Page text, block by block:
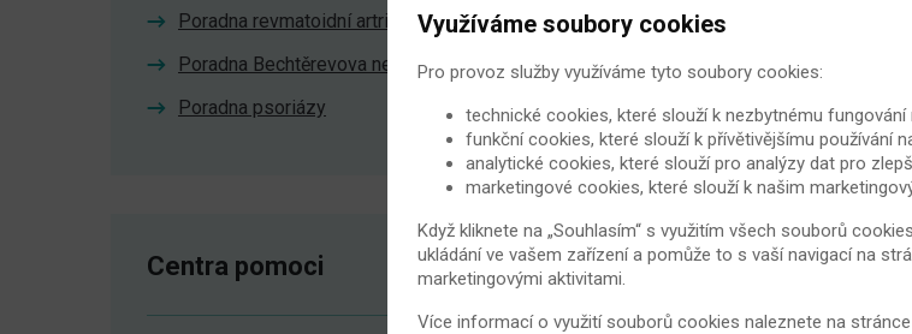
Poradna revmatoidní artritidy
Poradna Bechtěrevova nemoc
Poradna psoriázy
Centra pomoci
Využíváme soubory cookies
Pro provoz služby využíváme tyto soubory cookies:
technické cookies, které slouží k nezbytnému
funkční cookies, které slouží k přívětivějšímu používání
analytické cookies, které slouží pro analýzy dat pro
marketingové cookies, které slouží k našim
Když kliknete na „Souhlasím“ s využitím všech souborů
ukládání ve vašem zařízení a pomůže to s vaší navigací na
marketingovými aktivitami.
Více informací o využití souborů cookies naleznete na stránce